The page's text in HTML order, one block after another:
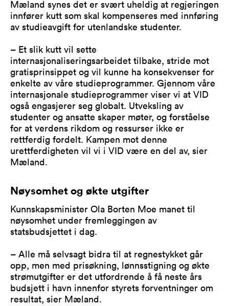
Mæland synes det er svært uheldig at regjeringen
innfører kutt som skal kompenseres med innføring
av studieavgift for utenlandske studenter.
– Et slik kutt vil sette
internasjonaliseringsarbeidet tilbake, stride mot
gratisprinsippet og vil kunne ha konsekvenser for
enkelte av våre studieprogrammer. Gjennom våre
internasjonale studieprogrammer viser vi at VID
også engasjerer seg globalt. Utveksling av
studenter og ansatte skaper møter, og forståelse
for at verdens rikdom og ressurser ikke er
rettferdig fordelt. Kampen mot denne
urettferdigheten vil vi i VID være en del av, sier
Mæland.
Nøysomhet og økte utgifter
Kunnskapsminister Ola Borten Moe manet til
nøysomhet under fremleggingen av
statsbudsjettet i dag.
– Alle må selvsagt bidra til at regnestykket går
opp, men med prisøkning, lønnsstigning og økte
strømutgifter er det utfordrende å få neste års
budsjett i havn innenfor styrets forventninger om
resultat, sier Mæland.